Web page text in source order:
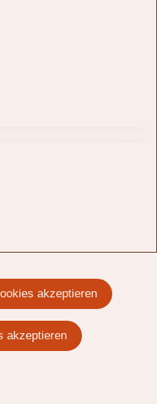
akzeptieren
akzeptieren